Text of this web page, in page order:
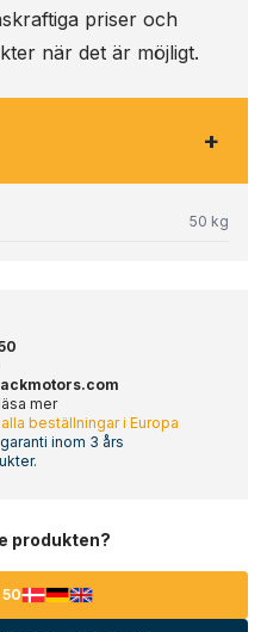
priser och
när det är möjligt.
+
50 kg
mer
beställningar i Europa
inom 3 års
produkten?
50